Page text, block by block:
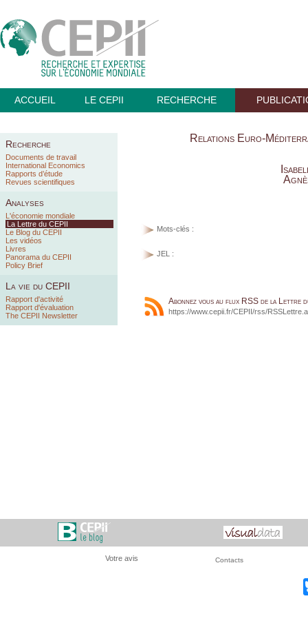
ACCUEIL LE CEPII RECHERCHE
Recherche
Documents de travail
International Economics
Rapports d’étude
Revues scientifiques
Analyses
L'économie mondiale
La Lettre du CEPII
Le Blog du CEPII
Les vidéos
Livres
Panorama du CEPII
Policy Brief
La vie du CEPII
Rapport d'activité
Rapport d'évaluation
The CEPII Newsletter
Relations Euro-
Mots-clés :
JEL :
Abonnez vous au flux RSS de la Lettre
https://www.cepii.fr/CEPII/rss/
Votre avis Contacts